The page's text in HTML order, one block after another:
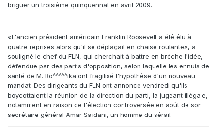
briguer un troisième quinquennat en avril 2009.
«L'ancien président américain Franklin Roosevelt a été élu à
quatre reprises alors qu'il se déplaçait en chaise roulante», a
souligné le chef du FLN, qui cherchait à battre en brèche l'idée,
défendue par des partis d'opposition, selon laquelle les ennuis de
santé de M. Bo^^^^^ika ont fragilisé l'hypothèse d'un nouveau
mandat. Des dirigeants du FLN ont annoncé vendredi qu'ils
boycottaient la réunion de la direction du parti, la jugeant illégale,
notamment en raison de l'élection controversée en août de son
secrétaire général Amar Saïdani, un homme du sérail.